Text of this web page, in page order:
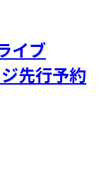
イブ
先行予約